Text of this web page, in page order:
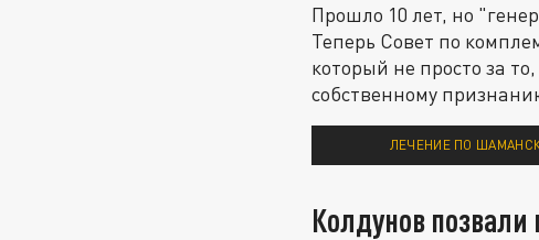
Прошло 10 лет, но
Теперь Совет по
который не просто за
собственному
ЛЕЧЕНИЕ ПО
Колдунов